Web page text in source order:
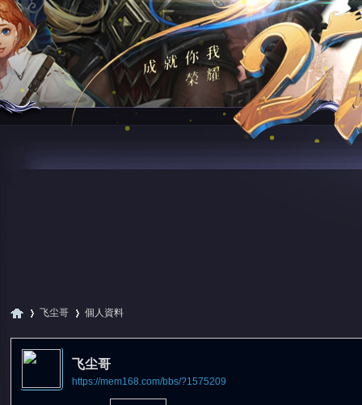
飞尘哥 個人資料
飞尘哥
https://mem168.com/bbs/?1575209